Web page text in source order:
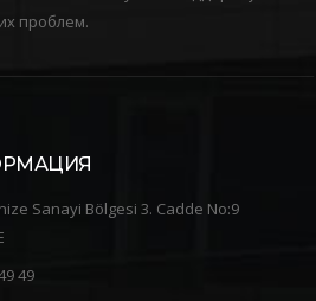
проблем.
Sanayi Bölgesi 3. Cadde No:9
49